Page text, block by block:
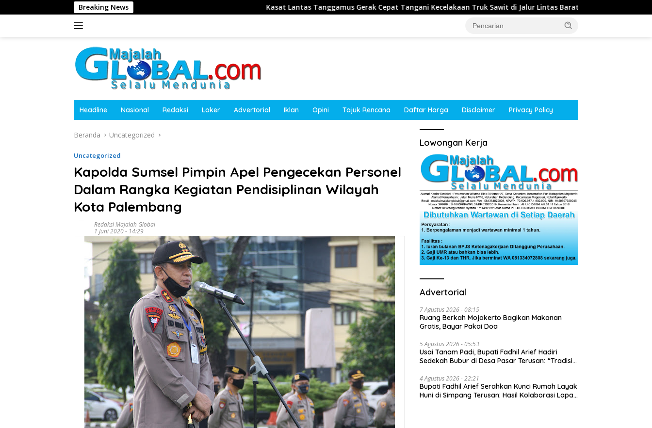
ke
Breaking News Kasat Lantas Tanggamus Gerak Cepat Tangani Kecelakaan Truk Sawit di Jalur Lintas Barat, Arus Lalu Lintas Tetap Lancar
Headline Nasional Redaksi Loker Advertorial Iklan Opini Tajuk Rencana Daftar Harga Disclaimer Privacy Policy
Beranda Uncategorized
Uncategorized
Kapolda Sumsel Pimpin Apel Pengecekan Personel
Dalam Rangka Kegiatan Pendisiplinan Wilayah
Kota Palembang
Redaksi Majalah Global
1 Juni 2020 - 14:29
Lowongan Kerja
Advertorial
7 Agustus 2026 - 08:15
Ruang Berkah Mojokerto Bagikan Makanan
Gratis, Bayar Pakai Doa
5 Agustus 2026 - 05:53
Usai Tanam Padi, Bupati Fadhil Arief Hadiri
Sedekah Bubur di Desa Pasar Terusan: “Tradisi
4 Agustus 2026 - 22:21
Bupati Fadhil Arief Serahkan Kunci Rumah Layak
Huni di Simpang Terusan: Hasil Kolaborasi Lapas